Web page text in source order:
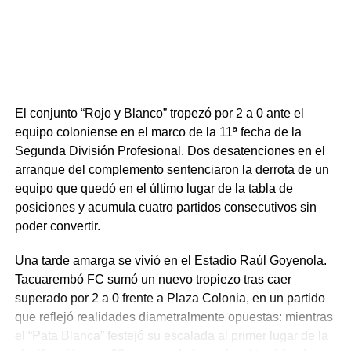
El conjunto “Rojo y Blanco” tropezó por 2 a 0 ante el
equipo coloniense en el marco de la 11ª fecha de la
Segunda División Profesional. Dos desatenciones en el
arranque del complemento sentenciaron la derrota de un
equipo que quedó en el último lugar de la tabla de
posiciones y acumula cuatro partidos consecutivos sin
poder convertir.
Una tarde amarga se vivió en el Estadio Raúl Goyenola.
Tacuarembó FC sumó un nuevo tropiezo tras caer
superado por 2 a 0 frente a Plaza Colonia, en un partido
que reflejó realidades diametralmente opuestas: mientras
el “Pata Blanca” festejó su escalada al primer lugar de la